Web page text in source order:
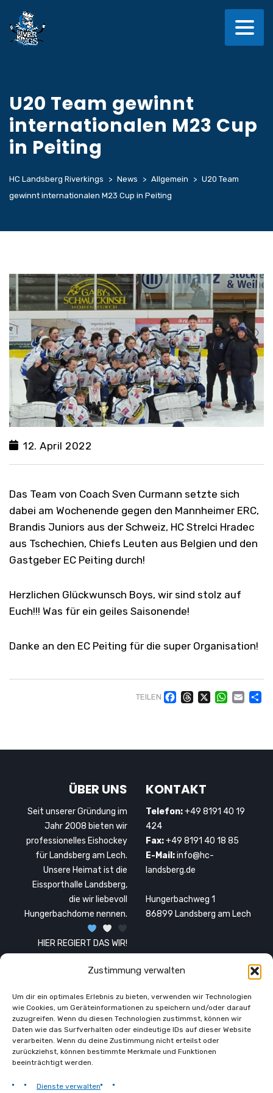
Zustimmung verwalten
Um dir ein optimales Erlebnis zu bieten, verwenden wir Technologien
wie Cookies, um Geräteinformationen zu speichern und/oder darauf
zuzugreifen. Wenn du diesen Technologien zustimmst, können wir
Daten wie das Surfverhalten oder eindeutige IDs auf dieser Website
verarbeiten. Wenn du deine Zustimmung nicht erteilst oder
zurückziehst, können bestimmte Merkmale und Funktionen
beeinträchtigt werden.
Dienste verwalten
U20 Team gewinnt
internationalen M23 Cup
in Peiting
HC Landsberg Riverkings > News > Allgemein > U20 Team
gewinnt internationalen M23 Cup in Peiting
12. April 2022
Das Team von Coach Sven Curmann setzte sich
dabei am Wochenende gegen den Mannheimer ERC,
Brandis Juniors aus der Schweiz, HC Strelci Hradec
aus Tschechien, Chiefs Leuten aus Belgien und den
Gastgeber EC Peiting durch!
Herzlichen Glückwunsch Boys, wir sind stolz auf
Euch!!! Was für ein geiles Saisonende!
Danke an den EC Peiting für die super Organisation!
TEILEN
Facebook
Threads
X WhatsApp
Email
ÜBER UNS
Seit unserer Gründung im
Jahr 2008 bieten wir
professionelles Eishockey
für Landsberg am Lech.
Unsere Heimat ist die
Eissporthalle Landsberg,
die wir liebevoll
Hungerbachdome nennen.
HIER REGIERT DAS WIR!
KONTAKT
Telefon:+49 8191 40 19
424
Fax:+49 8191 40 18 85
E-Mail:info@hc-
landsberg.de
Hungerbachweg 1
86899 Landsberg am Lech